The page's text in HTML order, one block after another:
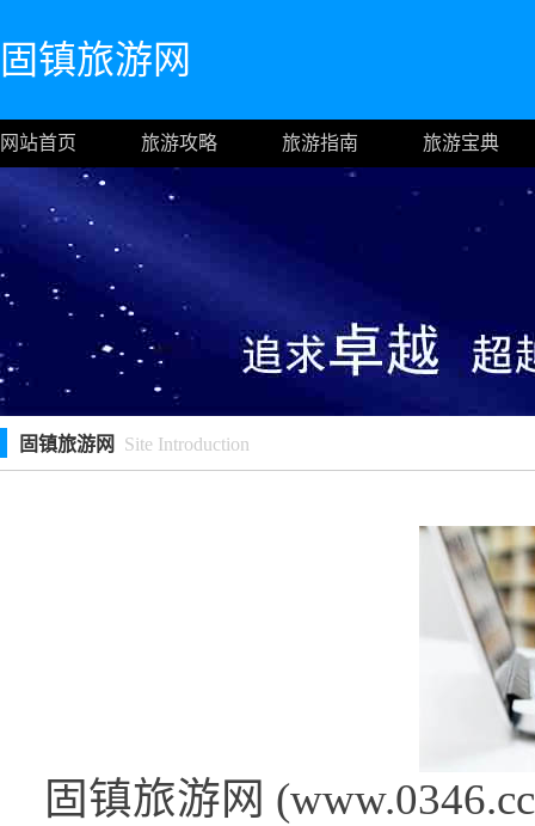
固镇旅游网
网站首页 旅游攻略 旅游指南 旅游宝典
固镇旅游网 Site Introduction
固镇旅游网